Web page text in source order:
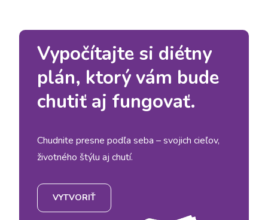
Vypočítajte si diétny
plán, ktorý vám bude
chutiť aj fungovať.
Chudnite presne podľa seba – svojich cieľov,
životného štýlu aj chutí.
VYTVORIŤ